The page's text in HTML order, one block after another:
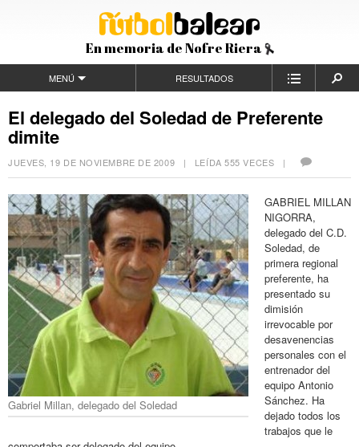
En memoria de Nofre Riera
MENÚ RESULTADOS
El delegado del Soledad de Preferente
dimite
JUEVES, 19 DE NOVIEMBRE DE 2009 | LEÍDA 555 VECES |
Gabriel Millan, delegado del Soledad
GABRIEL MILLAN
NIGORRA,
delegado del C.D.
Soledad, de
primera regional
preferente, ha
presentado su
dimisión
irrevocable por
desavenencias
personales con el
entrenador del
equipo Antonio
Sánchez. Ha
dejado todos los
trabajos que le